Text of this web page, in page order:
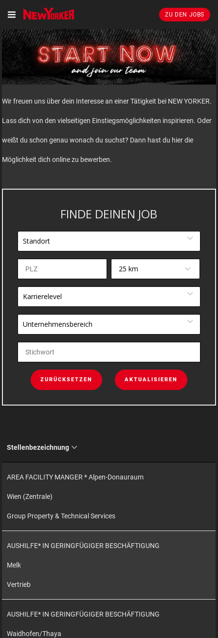
ZU DEN JOBS
Wir freuen uns über dein Interesse an einer Tätigkeit bei NEW YORKER.
Lass dich von den vielseitigen Einstiegsmöglichkeiten inspirieren. Oder
weißt du schon genau wonach du suchst? Dann hast du hier die
Möglichkeit dich online zu bewerben.
FINDE DEINEN JOB
Standort
25 km
Karrierelevel
Unternehmensbereich
ZURÜCKSETZEN AKTUALISIEREN
Stellenbezeichnung
AREA FACILITY MANGER * Alpen-Donauraum
Wien (Zentrale)
Group Property & Technical Services
AUSHILFE* IN GERINGFÜGIGER BESCHÄFTIGUNG
Melk
Vertrieb
AUSHILFE* IN GERINGFÜGIGER BESCHÄFTIGUNG
Waidhofen/Thaya